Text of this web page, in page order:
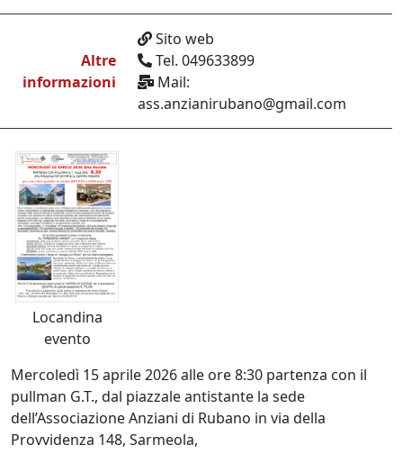
Altre
informazioni
Sito web
Tel. 049633899
Mail:
ass.anzianirubano@gmail.com
Locandina
evento
Mercoledì 15 aprile 2026 alle ore 8:30 partenza con il
pullman G.T., dal piazzale antistante la sede
dell’Associazione Anziani di Rubano in via della
Provvidenza 148, Sarmeola,